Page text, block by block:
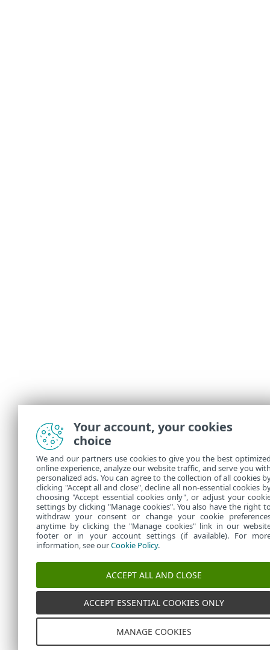
Your account, your cookies
choice
We and our partners use cookies to give you the best
online experience, analyze our website traffic, and serve you
personalized ads. You can agree to the collection of all cookies
clicking "Accept all and close", decline all non-essential cookies
choosing "Accept essential cookies only", or adjust your
settings by clicking "Manage cookies". You also have the right
withdraw your consent or change your cookie
anytime by clicking the "Manage cookies" link in our
footer or in your account settings (if available). For
information, see ourCookie Policy.
ACCEPT ALL AND CLOSE
ACCEPT ESSENTIAL COOKIES ONLY
MANAGE COOKIES